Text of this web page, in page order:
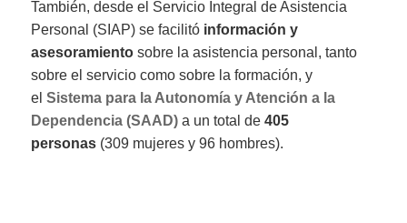
También, desde el Servicio Integral de Asistencia
Personal (SIAP) se facilitó información y
asesoramiento sobre la asistencia personal, tanto
sobre el servicio como sobre la formación, y
elSistema para la Autonomía y Atención a la
Dependencia (SAAD) a un total de405
personas (309 mujeres y 96 hombres).